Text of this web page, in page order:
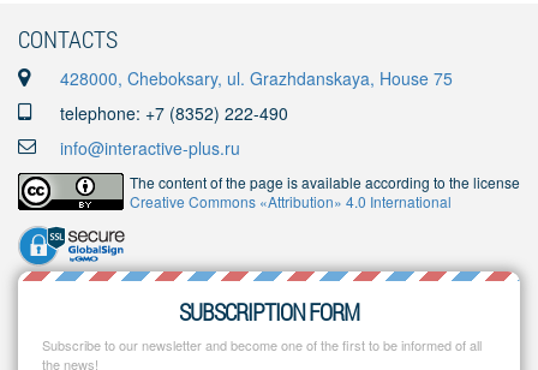
CONTACTS
428000, Cheboksary, ul. Grazhdanskaya, House 75
telephone: +7 (8352) 222-490
info@interactive-plus.ru
The content of the page is available according to the license
Creative Commons «Attribution» 4.0 International
SUBSCRIPTION FORM
Subscribe to our newsletter and become one of the first to be informed of all
the news!